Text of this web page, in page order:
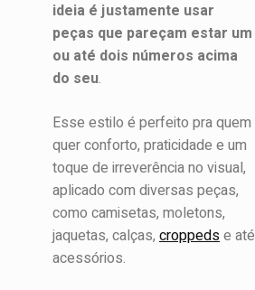
ideia é justamente usar
peças que pareçam estar um
ou até dois números acima
do seu.
Esse estilo é perfeito pra quem
quer conforto, praticidade e um
toque de irreverência no visual,
aplicado com diversas peças,
como camisetas, moletons,
jaquetas, calças, croppedse até
acessórios.